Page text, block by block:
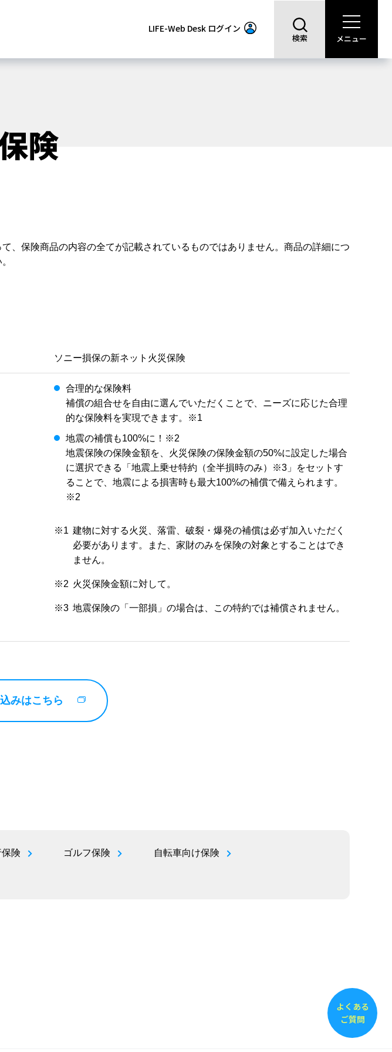
LIFE-Web Desk ログイン
検索 メニュー
険
、保険商品の内容の全てが記載されているものではありません。商品の詳細につ
ソニー損保の新ネット火災保険
合理的な保険料
補償の組合せを自由に選んでいただくことで、ニーズに応じた合理
的な保険料を実現できます。※1
地震の補償も100%に！※2
地震保険の保険金額を、火災保険の保険金額の50%に設定した場合
に選択できる「地震上乗せ特約（全半損時のみ）※3」をセットす
ることで、地震による損害時も最大100%の補償で備えられます。
※2
※1 建物に対する火災、落雷、破裂・爆発の補償は必ず加入いただく
必要があります。また、家財のみを保険の対象とすることはでき
ません。
※2 火災保険金額に対して。
※3 地震保険の「一部損」の場合は、この特約では補償されません。
みはこちら
険 ゴルフ保険 自転車向け保険
よくある
ご質問